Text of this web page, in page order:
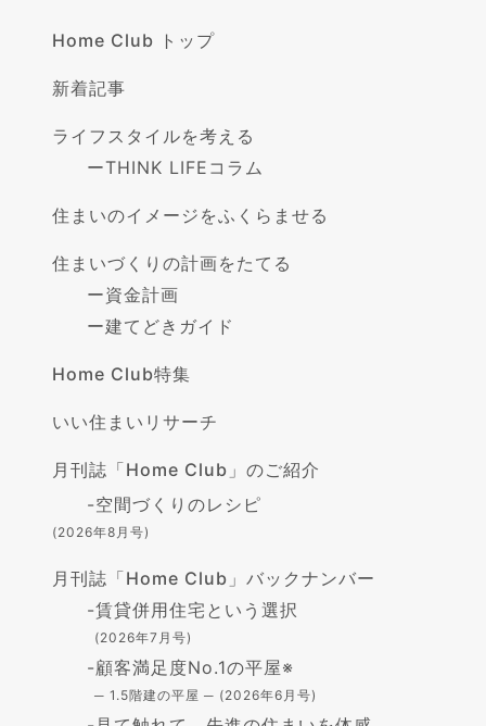
Home Club トップ
新着記事
ライフスタイルを考える
ーTHINK LIFEコラム
住まいのイメージをふくらませる
住まいづくりの計画をたてる
ー資金計画
ー建てどきガイド
Home Club特集
いい住まいリサーチ
月刊誌「Home Club」のご紹介
-空間づくりのレシピ
(2026年8月号)
月刊誌「Home Club」バックナンバー
-賃貸併用住宅という選択
(2026年7月号)
-顧客満足度No.1の平屋※
─ 1.5階建の平屋 ─ (2026年6月号)